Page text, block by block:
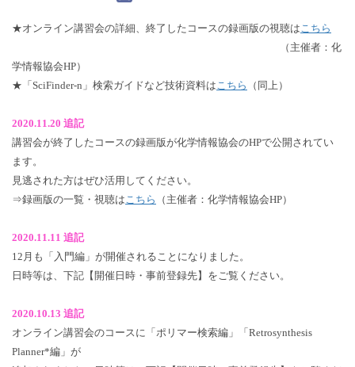
★オンライン講習会の詳細、終了したコースの録画版の視聴は こちら
（主催者：化
学情報協会HP）
★「SciFinder-n」検索ガイドなど技術資料は こちら （同上）
2020.11.20 追記
講習会が終了したコースの録画版が化学情報協会のHPで公開されてい
ます。
見逃された方はぜひ活用してください。
⇒録画版の一覧・視聴は こちら （主催者：化学情報協会HP）
2020.11.11 追記
12月も「入門編」が開催されることになりました。
日時等は、下記【開催日時・事前登録先】をご覧ください。
2020.10.13 追記
オンライン講習会のコースに「ポリマー検索編」「Retrosynthesis
Planner*編」が